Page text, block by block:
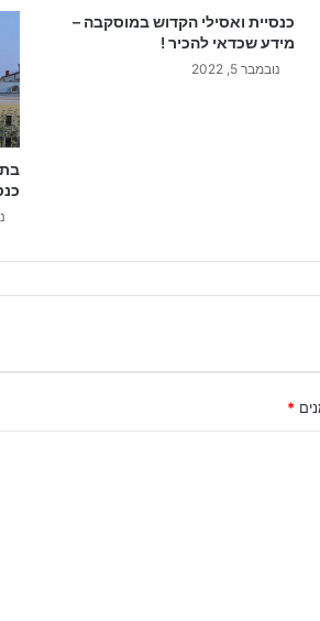
כנסיית ואסילי הקדוש במוסקבה –
מידע שכדאי להכיר !
נובמבר 5, 2022
*